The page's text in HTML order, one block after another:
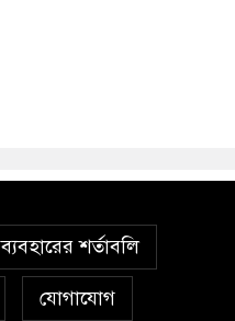
ব্যবহারের শর্তাবলি
যোগাযোগ